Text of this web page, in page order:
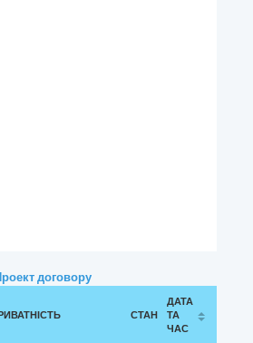
договору
СТАН
ДАТА
ТА
ЧАС